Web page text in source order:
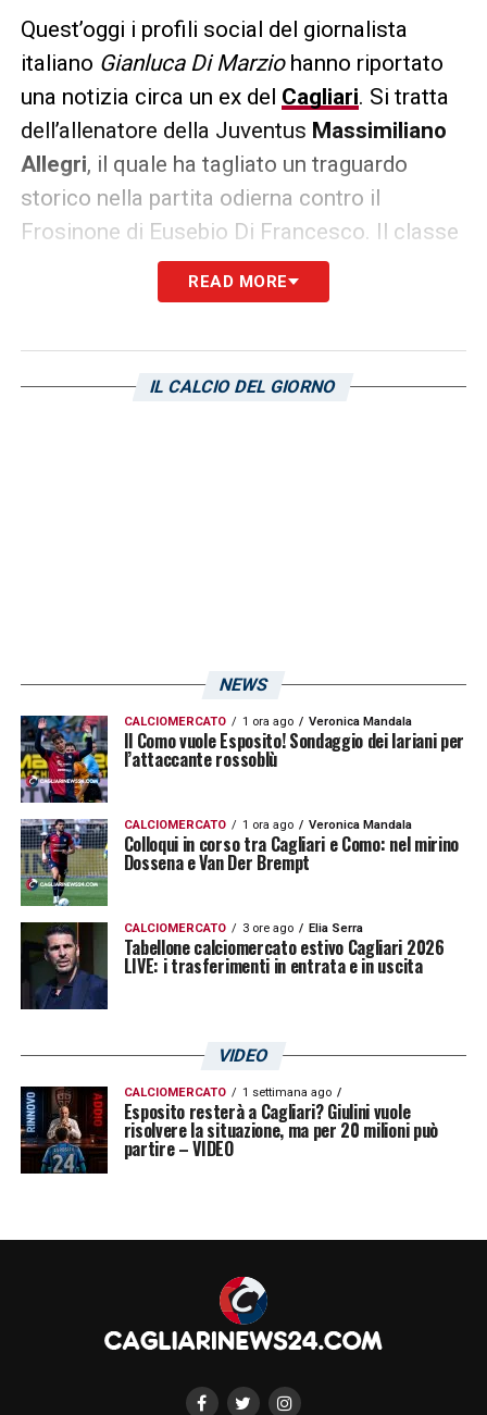
Quest’oggi i profili social del giornalista
italiano Gianluca Di Marziohanno riportato
una notizia circa un ex del Cagliari. Si tratta
dell’allenatore della Juventus Massimiliano
Allegri, il quale ha tagliato un traguardo
storico nella partita odierna contro il
Frosinone di Eusebio Di Francesco. Il classe
è il primo allenatore nella storia del
campionato di Serie A (a girone unico) a
99 pareggi e 96 sconfitte. 74 partite sono
READ MORE
IL CALCIO DEL GIORNO
NEWS
CALCIOMERCATO 1 ora ago Veronica Mandala
Il Como vuole Esposito! Sondaggio dei lariani per
l’attaccante rossoblù
CALCIOMERCATO 1 ora ago Veronica Mandala
Colloqui in corso tra Cagliari e Como: nel mirino
Dossena e Van Der Brempt
CALCIOMERCATO 3 ore ago Elia Serra
Tabellone calciomercato estivo Cagliari 2026
LIVE: i trasferimenti in entrata e in uscita
VIDEO
CALCIOMERCATO 1 settimana ago
Esposito resterà a Cagliari? Giulini vuole
risolvere la situazione, ma per 20 milioni può
partire – VIDEO